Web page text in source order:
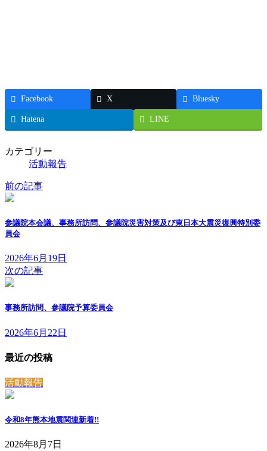
Facebook X Bluesky
Hatena LINE
カテゴリー
活動報告
前の記事
参議院本会議、事務所訪問、参議院災害対策及び東日本大震災復興特別委
員会
2026年6月19日
次の記事
事務所訪問、参議院予算委員会
2026年6月22日
最近の投稿
活動報告
令和8年熊本地震関連新着!!
2026年8月7日